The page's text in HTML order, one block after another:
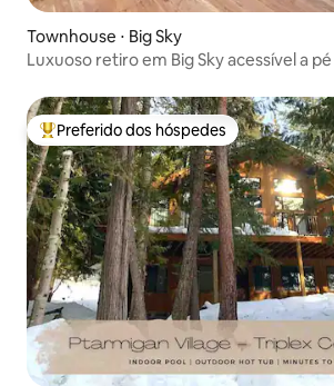
Townhouse ⋅ Big Sky
Luxuoso retiro em Big Sky acessível a
Entre os melhores preferidos dos
Preferido dos hóspedes